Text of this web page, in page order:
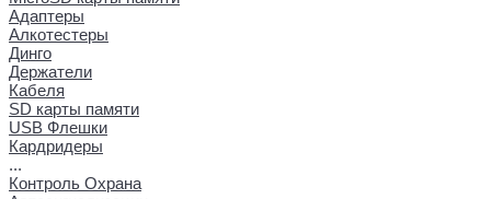
Адаптеры
Алкотестеры
Динго
Держатели
Кабеля
SD карты памяти
USB Флешки
Кардридеры
...
Контроль Охрана